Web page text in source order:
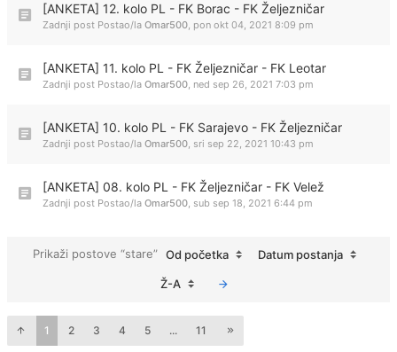
[ANKETA] 12. kolo PL - FK Borac - FK Željezničar
Zadnji post Postao/la Omar500, pon okt 04, 2021 8:09 pm
[ANKETA] 11. kolo PL - FK Željezničar - FK Leotar
Zadnji post Postao/la Omar500, ned sep 26, 2021 7:03 pm
[ANKETA] 10. kolo PL - FK Sarajevo - FK Željezničar
Zadnji post Postao/la Omar500, sri sep 22, 2021 10:43 pm
[ANKETA] 08. kolo PL - FK Željezničar - FK Velež
Zadnji post Postao/la Omar500, sub sep 18, 2021 6:44 pm
Prikaži postove “stare” Od početka Datum postanja
Ž-A
1 2 3 4 5 ... 11